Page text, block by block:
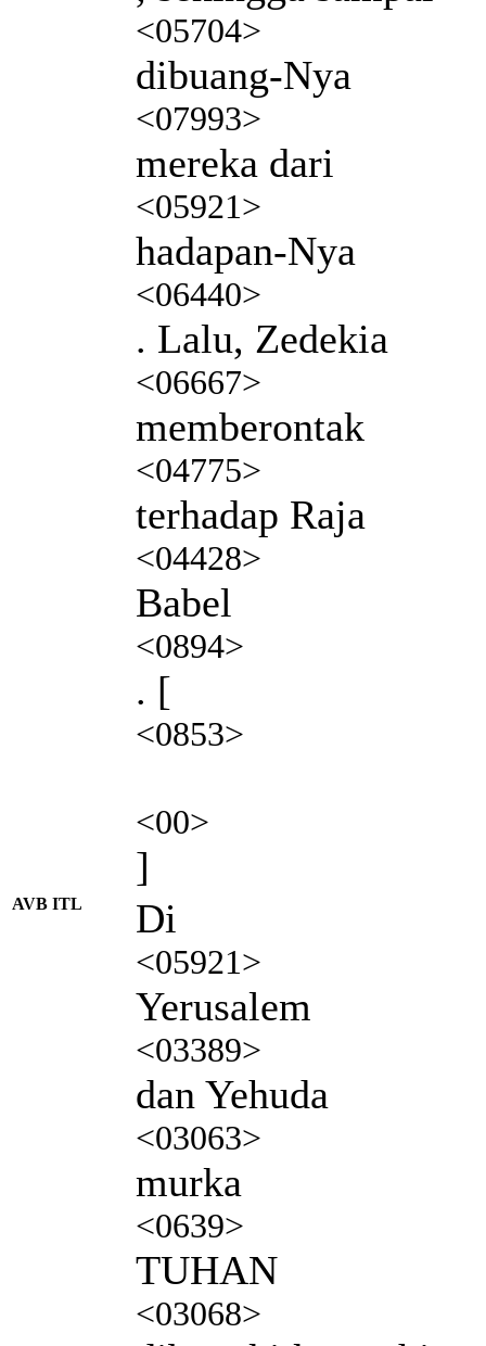
<05704>
dibuang-Nya
<07993>
mereka dari
<05921>
hadapan-Nya
<06440>
. Lalu, Zedekia
<06667>
memberontak
<04775>
terhadap Raja
<04428>
Babel
<0894>
. [
<0853>
<00>
]
AVB ITL Di
<05921>
Yerusalem
<03389>
dan Yehuda
<03063>
murka
<0639>
TUHAN
<03068>